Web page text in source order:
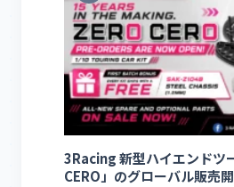
3Racing 新型ハイエンドツ
CERO」のグローバル販売開